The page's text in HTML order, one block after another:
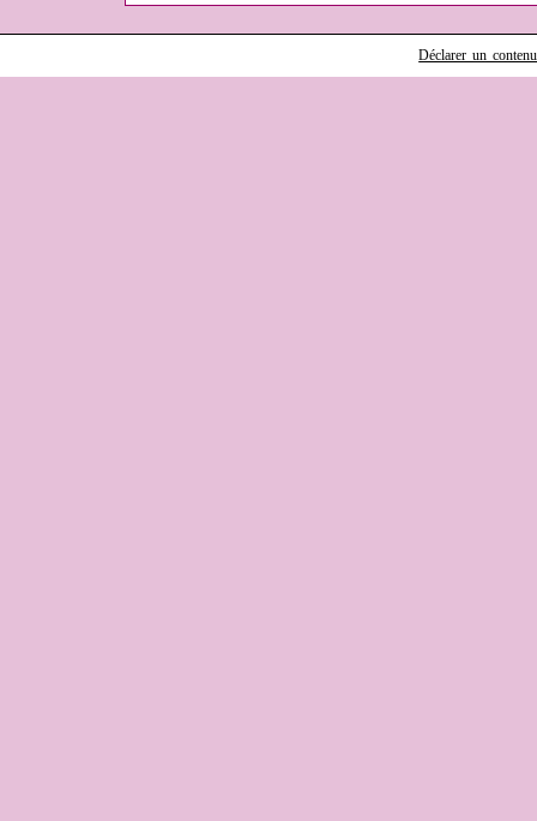
Déclarer un